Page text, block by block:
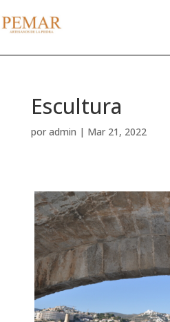
Escultura
por admin | Mar 21, 2022